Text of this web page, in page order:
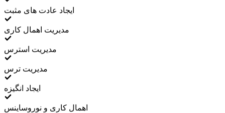
ایجاد عادت های مثبت
مدیریت اهمال کاری
مدیریت استرس
مدیریت ترس
ایجاد انگیزه
اهمال کاری و نوروساینس